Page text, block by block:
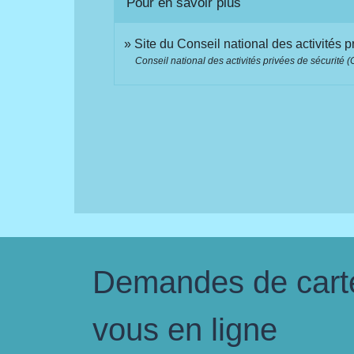
Site du Conseil national des activités
Conseil national des activités privées de sécurité
Demandes de
vous en ligne